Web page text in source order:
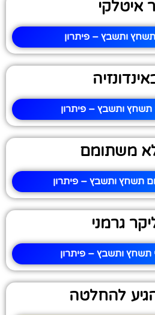
איטלקי
ותשבץ – פיתרון
תשחץ ותשבץ – פיתרון
משתומם
תשחץ ותשבץ – פיתרון
גרמני
תשחץ ותשבץ – פיתרון
להחלטה